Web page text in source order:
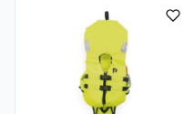
Våre butikker
Angre- og returrett
Reklamasjon og garanti